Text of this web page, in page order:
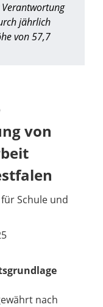
jährlich
von 57,7
von
Schule und
nach